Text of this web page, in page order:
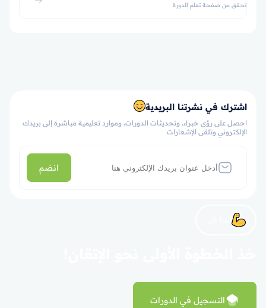
تحقق من صفحة تعلم الدورة
اشترك في نشرتنا البريدية
احصل على رؤى خبراء، وتحديثات الدورات، وموارد تعليمية مباشرة إلى بريدك
الإلكتروني وتلقى الإشعارات
انضم
التسجيل في الدورات